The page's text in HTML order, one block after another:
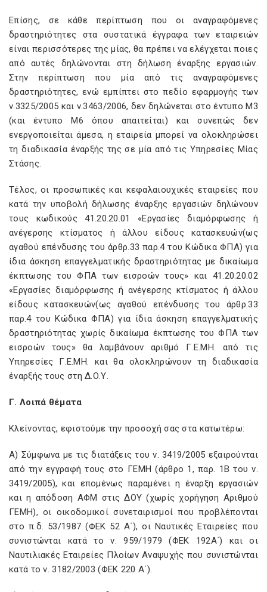
Επίσης, σε κάθε περίπτωση που οι αναγραφόμενες
δραστηριότητες στα συστατικά έγγραφα των εταιρειών
είναι περισσότερες της μίας, θα πρέπει να ελέγχεται ποιες
από αυτές δηλώνονται στη δήλωση έναρξης εργασιών.
Στην περίπτωση που μία από τις αναγραφόμενες
δραστηριότητες, ενώ εμπίπτει στο πεδίο εφαρμογής των
ν.3325/2005 και ν.3463/2006, δεν δηλώνεται στο έντυπο Μ3
(και έντυπο Μ6 όπου απαιτείται) και συνεπώς δεν
ενεργοποιείται άμεσα, η εταιρεία μπορεί να ολοκληρώσει
τη διαδικασία έναρξής της σε μία από τις Υπηρεσίες Μίας
Στάσης.
Τέλος, οι προσωπικές και κεφαλαιουχικές εταιρείες που
κατά την υποβολή δήλωσης έναρξης εργασιών δηλώνουν
τους κωδικούς 41.20.20.01 «Εργασίες διαμόρφωσης ή
ανέγερσης κτίσματος ή άλλου είδους κατασκευών(ως
αγαθού επένδυσης του άρθρ.33 παρ.4 του Κώδικα ΦΠΑ) για
ίδια άσκηση επαγγελματικής δραστηριότητας με δικαίωμα
έκπτωσης του ΦΠΑ των εισροών τους» και 41.20.20.02
«Εργασίες διαμόρφωσης ή ανέγερσης κτίσματος ή άλλου
είδους κατασκευών(ως αγαθού επένδυσης του άρθρ.33
παρ.4 του Κώδικα ΦΠΑ) για ίδια άσκηση επαγγελματικής
δραστηριότητας χωρίς δικαίωμα έκπτωσης του ΦΠΑ των
εισροών τους» θα λαμβάνουν αριθμό Γ.Ε.ΜΗ. από τις
Υπηρεσίες Γ.Ε.ΜΗ. και θα ολοκληρώνουν τη διαδικασία
έναρξής τους στη Δ.Ο.Υ.
Γ. Λοιπά θέματα
Κλείνοντας, εφιστούμε την προσοχή σας στα κατωτέρω:
Α) Σύμφωνα με τις διατάξεις του ν. 3419/2005 εξαιρούνται
από την εγγραφή τους στο ΓΕΜΗ (άρθρο 1, παρ. 1Β του ν.
3419/2005), και επομένως παραμένει η έναρξη εργασιών
και η απόδοση ΑΦΜ στις ΔΟΥ (χωρίς χορήγηση Αριθμού
ΓΕΜΗ), οι οικοδομικοί συνεταιρισμοί που προβλέπονται
στο π.δ. 53/1987 (ΦΕΚ 52 Α΄), οι Ναυτικές Εταιρείες που
συνιστώνται κατά το ν. 959/1979 (ΦΕΚ 192Α΄) και οι
Ναυτιλιακές Εταιρείες Πλοίων Αναψυχής που συνιστώνται
κατά το ν. 3182/2003 (ΦΕΚ 220 Α΄).